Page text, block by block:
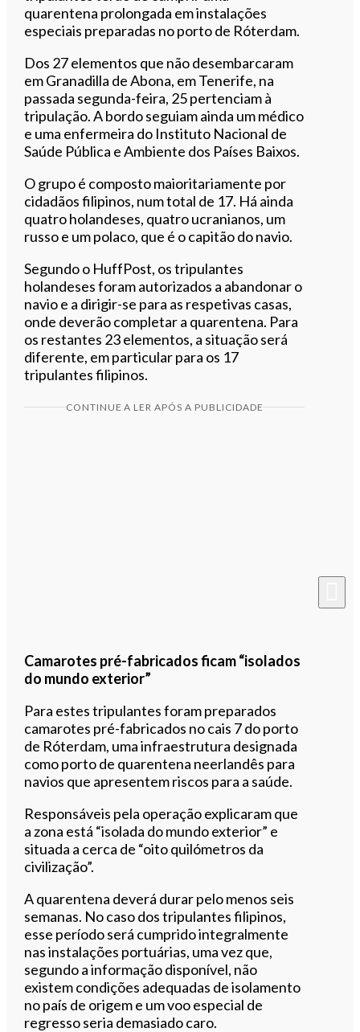
quarentena prolongada em instalações
especiais preparadas no porto de Róterdam.
Dos 27 elementos que não desembarcaram
em Granadilla de Abona, em Tenerife, na
passada segunda-feira, 25 pertenciam à
tripulação. A bordo seguiam ainda um médico
e uma enfermeira do Instituto Nacional de
Saúde Pública e Ambiente dos Países Baixos.
O grupo é composto maioritariamente por
cidadãos filipinos, num total de 17. Há ainda
quatro holandeses, quatro ucranianos, um
russo e um polaco, que é o capitão do navio.
Segundo o HuffPost, os tripulantes
holandeses foram autorizados a abandonar o
navio e a dirigir-se para as respetivas casas,
onde deverão completar a quarentena. Para
os restantes 23 elementos, a situação será
diferente, em particular para os 17
tripulantes filipinos.
CONTINUE A LER APÓS A PUBLICIDADE
Camarotes pré-fabricados ficam “isolados
do mundo exterior”
Para estes tripulantes foram preparados
camarotes pré-fabricados no cais 7 do porto
de Róterdam, uma infraestrutura designada
como porto de quarentena neerlandês para
navios que apresentem riscos para a saúde.
Responsáveis pela operação explicaram que
a zona está “isolada do mundo exterior” e
situada a cerca de “oito quilómetros da
civilização”.
A quarentena deverá durar pelo menos seis
semanas. No caso dos tripulantes filipinos,
esse período será cumprido integralmente
nas instalações portuárias, uma vez que,
segundo a informação disponível, não
existem condições adequadas de isolamento
no país de origem e um voo especial de
regresso seria demasiado caro.